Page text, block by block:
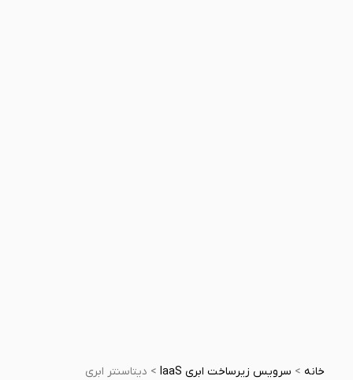
خانه> سرویس زیرساخت ابری IaaS > دیتاسنتر ابری